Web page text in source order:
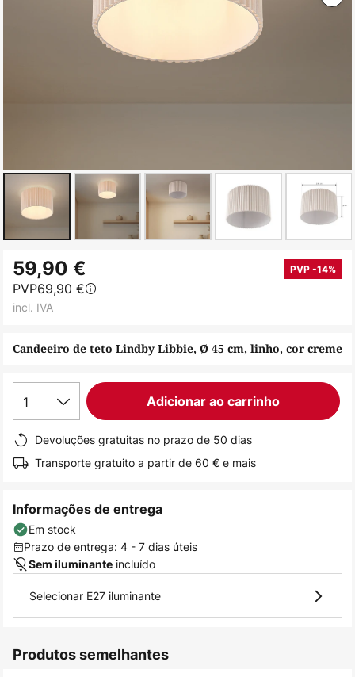
para
início
Galeria
Candeeiro de teto Lindby Libbie, Ø 45 cm, linho, cor creme
59,90 € PVP -14%
PVP69,90 €
incl. IVA
1 Adicionar ao carrinho
Devoluções gratuitas no prazo de 50 dias
Transporte gratuito a partir de 60 € e mais
Informações de entrega
Em stock
Prazo de entrega: 4 - 7 dias úteis
Sem iluminante incluído
Selecionar E27 iluminante
Produtos semelhantes